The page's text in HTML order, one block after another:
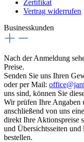
Zertifikat
Vertrag widerrufen
Businesskunden
Nach der Anmeldung
Preise.
Senden Sie uns Ihren
oder per Mail:
uns sind, können Sie
Wir prüfen Ihre Angaben
anschließend von uns
direkt Ihre Aktionspreise
und Übersichtsseiten
bestellen.